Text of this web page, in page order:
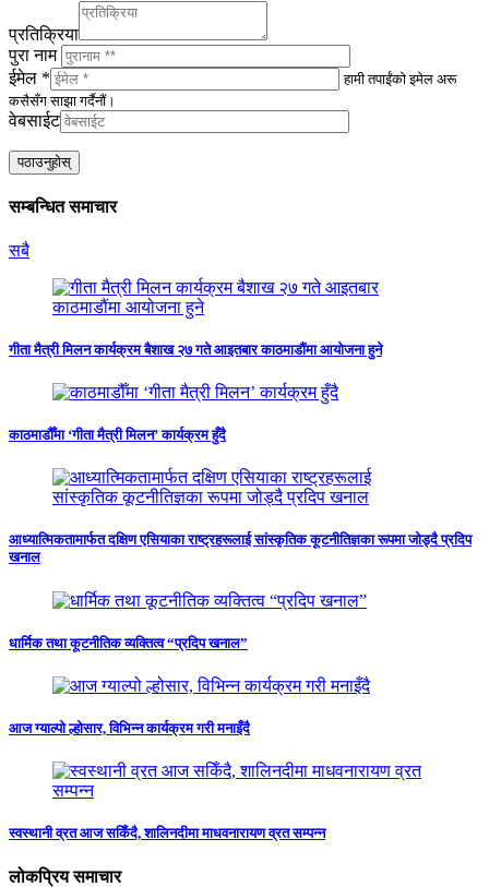
प्रतिक्रिया
पुरा नाम
ईमेल *
हामी तपाईंको इमेल अरू
कसैसँग साझा गर्दैनौं।
वेबसाईट
सम्बन्धित समाचार
सबै
गीता मैत्री मिलन कार्यक्रम बैशाख २७ गते आइतबार काठमाडौंमा आयोजना हुने
काठमाडौँमा ‘गीता मैत्री मिलन’ कार्यक्रम हुँदै
आध्यात्मिकतामार्फत दक्षिण एसियाका राष्ट्रहरूलाई सांस्कृतिक कूटनीतिज्ञका रूपमा जोड्दै प्रदिप
खनाल
धार्मिक तथा कूटनीतिक व्यक्तित्व “प्रदिप खनाल”
आज ग्याल्पो ल्होसार, विभिन्न कार्यक्रम गरी मनाइँदै
स्वस्थानी व्रत आज सकिँदै, शालिनदीमा माधवनारायण व्रत सम्पन्न
लोकप्रिय समाचार